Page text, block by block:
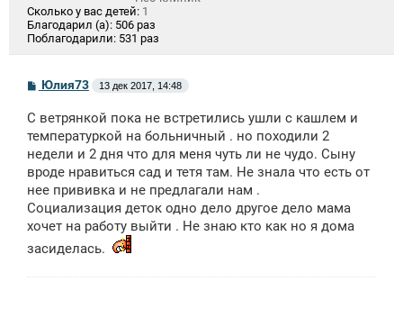
Сколько у вас детей: 1
Благодарил (а): 506 раз
Поблагодарили: 531 раз
С
б
щ
н
и
Юлия73 13 дек 2017, 14:48
С ветрянкой пока не встретились ушли с кашлем и
температуркой на больничный . но походили 2
недели и 2 дня что для меня чуть ли не чудо. Сыну
вроде нравиться сад и тетя там. Не знала что есть от
нее прививка и не предлагали нам .
Социализация деток одно дело другое дело мама
хочет на работу выйти . Не знаю кто как но я дома
засиделась.